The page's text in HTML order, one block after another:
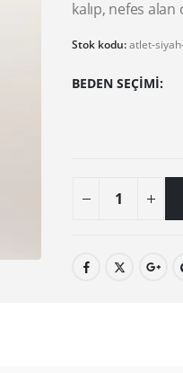
kalıp, nefes alan
Stok kodu:atlet-
BEDEN SEÇIMI